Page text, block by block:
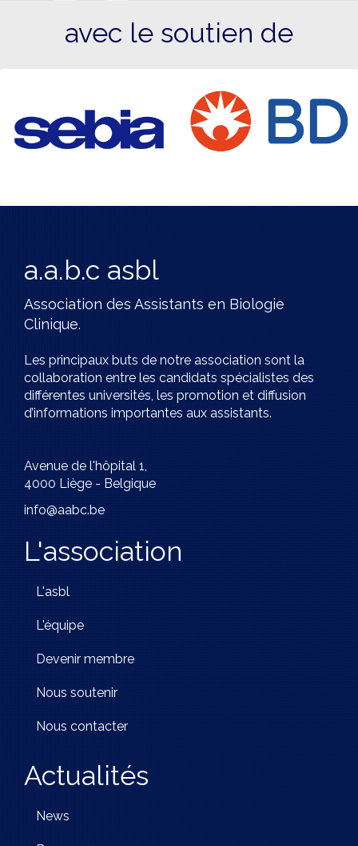
avec le soutien de
a.a.b.c asbl
Association des Assistants en Biologie
Clinique.
Les principaux buts de notre association sont la
collaboration entre les candidats spécialistes des
différentes universités, les promotion et diffusion
d’informations importantes aux assistants.
Avenue de l'hôpital 1,
4000 Liège - Belgique
info@aabc.be
L'association
L'asbl
L'équipe
Devenir membre
Nous soutenir
Nous contacter
Actualités
News